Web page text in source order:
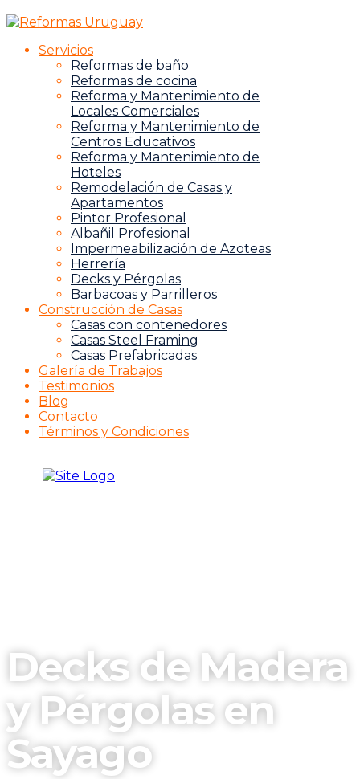
Servicios
Reformas de baño
Reformas de cocina
Reforma y Mantenimiento de
Locales Comerciales
Reforma y Mantenimiento de
Centros Educativos
Reforma y Mantenimiento de
Hoteles
Remodelación de Casas y
Apartamentos
Pintor Profesional
Albañil Profesional
Impermeabilización de Azoteas
Herrería
Decks y Pérgolas
Barbacoas y Parrilleros
Construcción de Casas
Casas con contenedores
Casas Steel Framing
Casas Prefabricadas
Galería de Trabajos
Testimonios
Blog
Contacto
Términos y Condiciones
Decks de Madera
y Pérgolas en
Sayago